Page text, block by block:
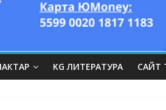
KG ЛИТЕРАТУРА САЙТ